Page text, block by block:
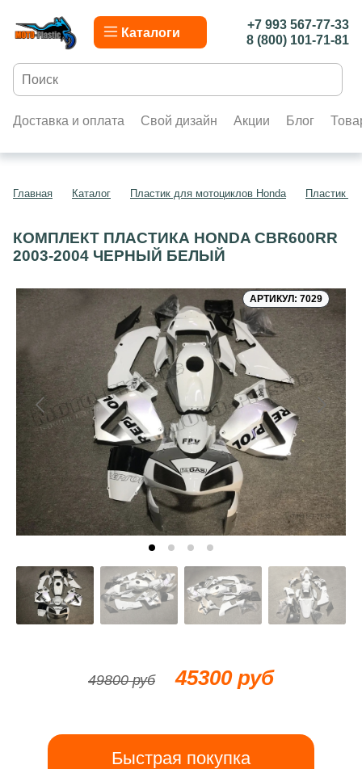
Каталоги
+7 993 567-77-33
8 (800) 101-71-81
Доставка и оплата Свой дизайн Акции Блог
Главная Каталог Пластик для мотоциклов Honda Пластик
КОМПЛЕКТ ПЛАСТИКА HONDA CBR600RR
2003-2004 ЧЕРНЫЙ БЕЛЫЙ
АРТИКУЛ: 7029
49800 руб 45300 руб
Быстрая покупка